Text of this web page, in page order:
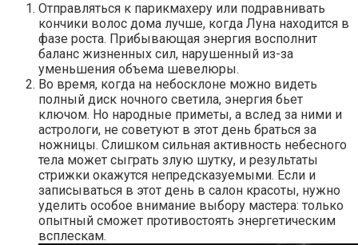
Отправляться к парикмахеру или подравнивать
кончики волос дома лучше, когда Луна находится в
фазе роста. Прибывающая энергия восполнит
баланс жизненных сил, нарушенный из-за
уменьшения объема шевелюры.
Во время, когда на небосклоне можно видеть
полный диск ночного светила, энергия бьет
ключом. Но народные приметы, а вслед за ними и
астрологи, не советуют в этот день браться за
ножницы. Слишком сильная активность небесного
тела может сыграть злую шутку, и результаты
стрижки окажутся непредсказуемыми. Если и
записываться в этот день в салон красоты, нужно
уделить особое внимание выбору мастера: только
опытный сможет противостоять энергетическим
всплескам.